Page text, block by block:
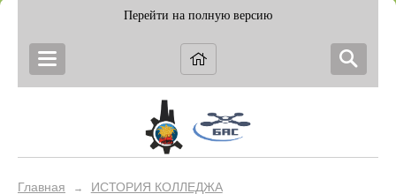
Перейти на полную версию
Главная → ИСТОРИЯ КОЛЛЕДЖА